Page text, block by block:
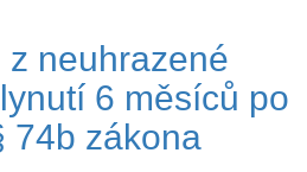
neuhrazené
6 měsíců po
74b zákona